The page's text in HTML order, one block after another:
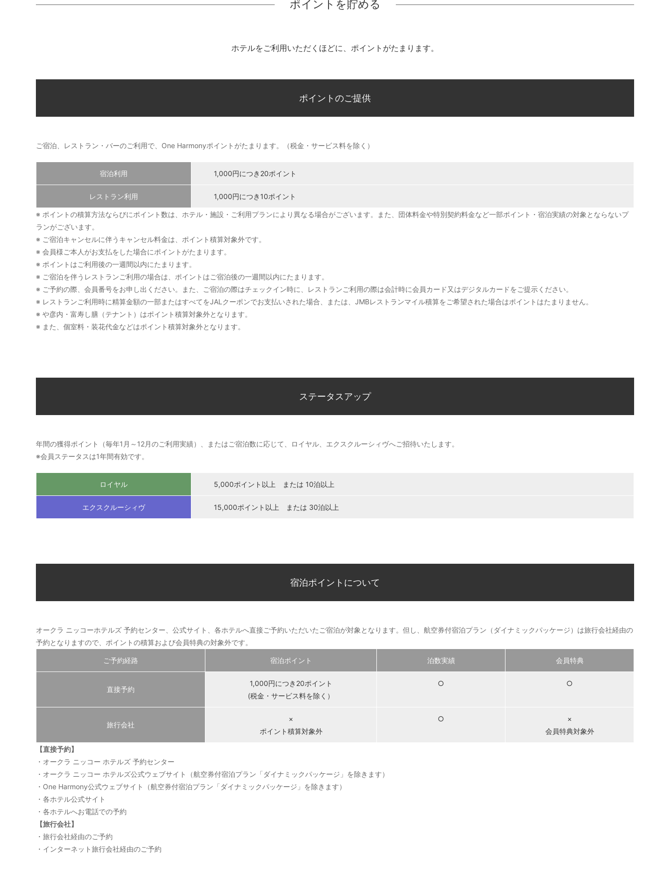
ポイントを貯める
ホテルをご利用いただくほどに、ポイントがたまります。
ポイントのご提供
ご宿泊、レストラン・バーのご利用で、One Harmonyポイントがたまります。（税金・サービス料を除く）
宿泊利用 1,000円につき20ポイント
レストラン利用 1,000円につき10ポイント
※ ポイントの積算方法ならびにポイント数は、ホテル・施設・ご利用プランにより異なる場合がございます。また、団体料金や特別契約料金など一部ポイント・宿泊実績の対象とならないプ
ランがございます。
※ ご宿泊キャンセルに伴うキャンセル料金は、ポイント積算対象外です。
※ 会員様ご本人がお支払をした場合にポイントがたまります。
※ ポイントはご利用後の一週間以内にたまります。
※ ご宿泊を伴うレストランご利用の場合は、ポイントはご宿泊後の一週間以内にたまります。
※ ご予約の際、会員番号をお申し出ください。また、ご宿泊の際はチェックイン時に、レストランご利用の際は会計時に会員カード又はデジタルカードをご提示ください。
※ レストランご利用時に精算金額の一部またはすべてをJALクーポンでお支払いされた場合、または、JMBレストランマイル積算をご希望された場合はポイントはたまりません。
※ や彦内・富寿し膳（テナント）はポイント積算対象外となります。
※ また、個室料・装花代金などはポイント積算対象外となります。
ステータスアップ
年間の獲得ポイント（毎年1月～12月のご利用実績）、またはご宿泊数に応じて、ロイヤル、エクスクルーシィヴへご招待いたします。
※会員ステータスは1年間有効です。
ロイヤル 5,000ポイント以上 または 10泊以上
エクスクルーシィヴ 15,000ポイント以上 または 30泊以上
宿泊ポイントについて
オークラ ニッコーホテルズ 予約センター、公式サイト、各ホテルへ直接ご予約いただいたご宿泊が対象となります。但し、航空券付宿泊プラン（ダイナミックパッケージ）は旅行会社経由の
予約となりますので、ポイントの積算および会員特典の対象外です。
ご予約経路 宿泊ポイント 泊数実績 会員特典
直接予約
1,000円につき20ポイント
(税金・サービス料を除く）
○ ○
旅行会社
×
ポイント積算対象外
○
×
会員特典対象外
【直接予約】
・オークラ ニッコー ホテルズ 予約センター
・オークラ ニッコー ホテルズ公式ウェブサイト（航空券付宿泊プラン「ダイナミックパッケージ」を除きます）
・One Harmony公式ウェブサイト（航空券付宿泊プラン「ダイナミックパッケージ」を除きます）
・各ホテル公式サイト
・各ホテルへお電話での予約
【旅行会社】
・旅行会社経由のご予約
・インターネット旅行会社経由のご予約